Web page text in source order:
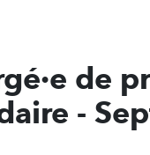
de
-